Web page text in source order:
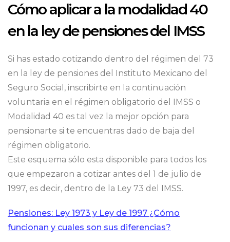
Cómo aplicar a la modalidad 40
en la ley de pensiones del IMSS
Si has estado cotizando dentro del régimen del 73
en la ley de pensiones del Instituto Mexicano del
Seguro Social, inscribirte en la continuación
voluntaria en el régimen obligatorio del IMSS o
Modalidad 40 es tal vez la mejor opción para
pensionarte si te encuentras dado de baja del
régimen obligatorio.
Este esquema sólo esta disponible para todos los
que empezaron a cotizar antes del 1 de julio de
1997, es decir, dentro de la Ley 73 del IMSS.
Pensiones: Ley 1973 y Ley de 1997 ¿Cómo
funcionan y cuales son sus diferencias?